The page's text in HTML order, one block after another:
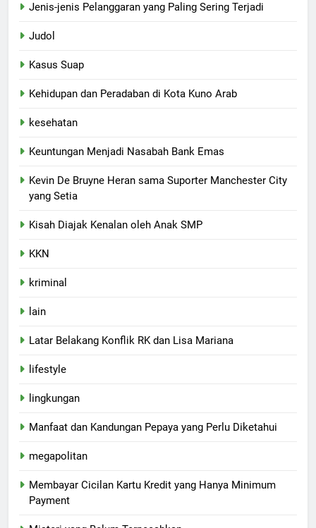
Jenis-jenis Pelanggaran yang Paling Sering Terjadi
Judol
Kasus Suap
Kehidupan dan Peradaban di Kota Kuno Arab
kesehatan
Keuntungan Menjadi Nasabah Bank Emas
Kevin De Bruyne Heran sama Suporter Manchester City
yang Setia
Kisah Diajak Kenalan oleh Anak SMP
KKN
kriminal
lain
Latar Belakang Konflik RK dan Lisa Mariana
lifestyle
lingkungan
Manfaat dan Kandungan Pepaya yang Perlu Diketahui
megapolitan
Membayar Cicilan Kartu Kredit yang Hanya Minimum
Payment